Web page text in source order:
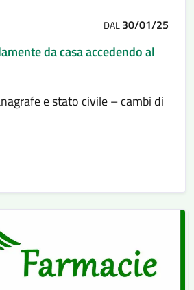
DAL30/01/25
da casa accedendo al
e stato civile – cambi di